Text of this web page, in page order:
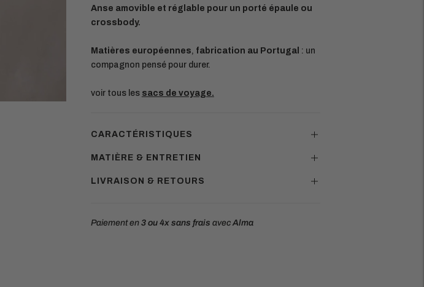
Anse amovible et réglable pour un porté épaule ou
crossbody.
Matières européennes, fabrication au Portugal : un
compagnon pensé pour durer.
voir tous les sacs de voyage.
CARACTÉRISTIQUES
MATIÈRE & ENTRETIEN
LIVRAISON & RETOURS
Paiement en 3 ou 4x sans frais avecAlma